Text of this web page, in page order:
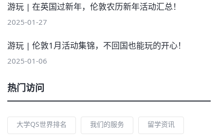
游玩 | 在英国过新年，伦敦农历新年活动汇总！
2025-01-27
游玩 | 伦敦1月活动集锦，不回国也能玩的开心！
2025-01-06
热门访问
大学QS世界排名 我们的服务 留学资讯